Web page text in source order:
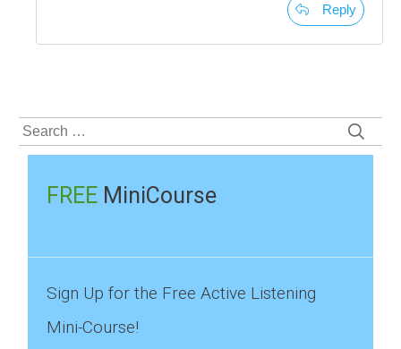
Reply
Search
for:
FREE MiniCourse
Sign Up for the Free Active Listening
Mini-Course!